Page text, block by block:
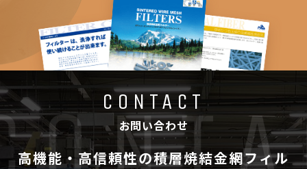
CONTACT
お問い合わせ
高機能・高信頼性の積層焼結金網フィル